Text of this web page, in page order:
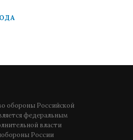
обороны Российской
федеральным
власти
России